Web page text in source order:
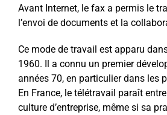
Avant Internet, le fax a permis le
l’envoi de documents et la
Ce mode de travail est apparu
1960. Il a connu un premier
années 70, en particulier dans les
En France, le télétravail paraît
culture d’entreprise, même si sa